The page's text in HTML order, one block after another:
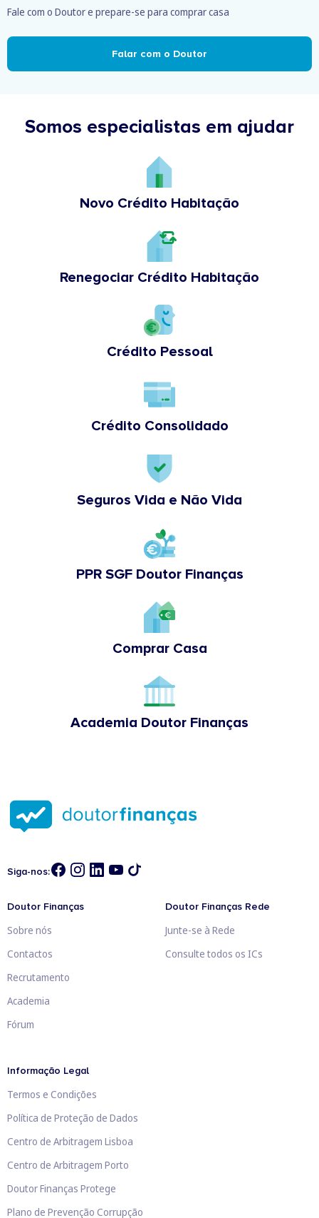
Fale com o Doutor e prepare-se para comprar casa
Falar com o Doutor
Somos especialistas em ajudar
Novo Crédito Habitação
Renegociar Crédito Habitação
Crédito Pessoal
Crédito Consolidado
Seguros Vida e Não Vida
PPR SGF Doutor Finanças
Comprar Casa
Academia Doutor Finanças
Siga-nos:
Doutor Finanças
Sobre nós
Contactos
Recrutamento
Academia
Fórum
Doutor Finanças Rede
Junte-se à Rede
Consulte todos os ICs
Informação Legal
Termos e Condições
Política de Proteção de Dados
Centro de Arbitragem Lisboa
Centro de Arbitragem Porto
Doutor Finanças Protege
Plano de Prevenção Corrupção